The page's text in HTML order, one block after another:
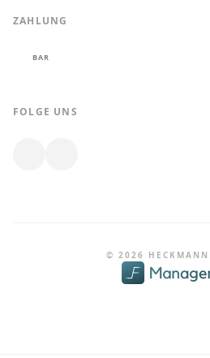
ZAHLUNG
BAR
FOLGE UNS
© 2026 HECKMANN